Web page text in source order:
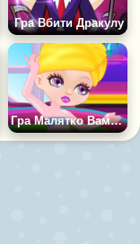
Гра Вбити Дракулу
Гра Малятко Вампір у Спа